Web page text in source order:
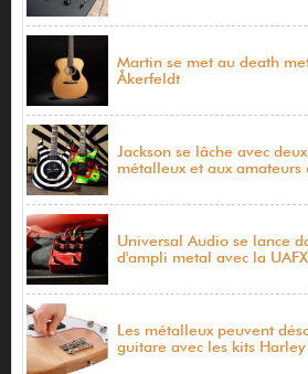
Martin se met au death
Åkerfeldt
Jackson se lâche avec
métalleux et aux amateurs
Universal Audio se lance
d'ampli metal avec la
Les métalleux peuvent
guitare avec les kits